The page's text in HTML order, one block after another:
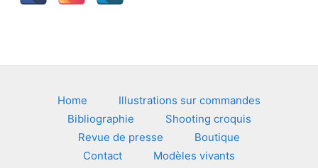
Home
Illustrations sur commandes
Bibliographie
Shooting croquis
Revue de presse
Boutique
Contact
Modèles vivants